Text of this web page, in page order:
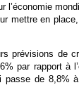
mettre en
prévisions de
par rapport à
passe de 8,8%